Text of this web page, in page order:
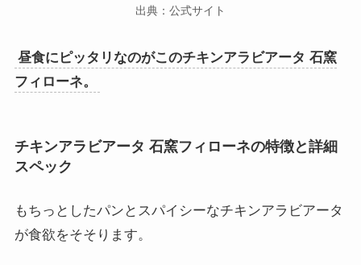
出典：公式サイト
昼食にピッタリなのがこのチキンアラビアータ 石窯
フィローネ。
チキンアラビアータ 石窯フィローネの特徴と詳細
スペック
もちっとしたパンとスパイシーなチキンアラビアータ
が食欲をそそります。